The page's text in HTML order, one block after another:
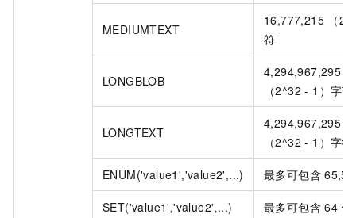
MEDIUMTEXT
16,777,215 （
符
LONGBLOB
4,294,967,295
（2^32 - 1）字节
LONGTEXT
4,294,967,295
（2^32 - 1）字符
ENUM('value1','value2',...) 最多可包含
SET('value1','value2',...) 最多可包含 64 个